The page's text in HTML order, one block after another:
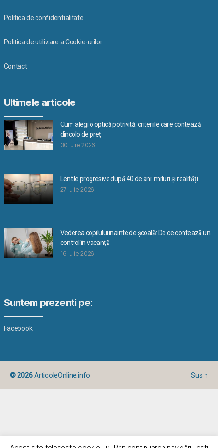
Politica de confidentialitate
Politica de utilizare a Cookie-urilor
Contact
Ultimele articole
Cum alegi o optică potrivită: criteriile care contează
dincolo de preț
30 iulie 2026
Lentile progresive după 40 de ani: mituri și realități
27 iulie 2026
Vederea copilului inainte de școală: De ce contează un
control în vacanță
16 iulie 2026
Suntem prezenti pe:
Facebook
© 2026ArticoleOnline.info Sus ↑